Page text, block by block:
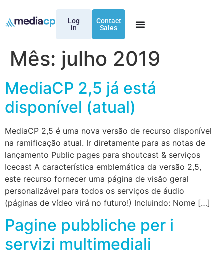
Log
in
Contact
Sales
Mês: julho 2019
MediaCP 2,5 já está
disponível (atual)
MediaCP 2,5 é uma nova versão de recurso disponível
na ramificação atual. Ir diretamente para as notas de
lançamento Public pages para shoutcast & serviços
Icecast A característica emblemática da versão 2,5,
este recurso fornecer uma página de visão geral
personalizável para todos os serviços de áudio
(páginas de vídeo virá no futuro!) Incluindo: Nome […]
Pagine pubbliche per i
servizi multimediali